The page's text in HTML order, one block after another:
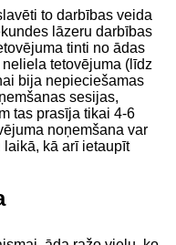
to darbības veida
lāzeru darbības
tinti no ādas
tetovējuma (līdz
bija nepieciešamas
sesijas,
tas prasīja tikai 4-6
noņemšana var
laikā, kā arī ietaupīt